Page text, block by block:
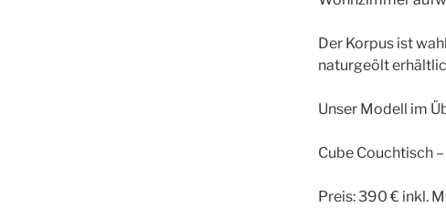
Der Korpus ist
naturgeölt
Unser Modell im
Cube Couchtisch
Preis: 390 € inkl.